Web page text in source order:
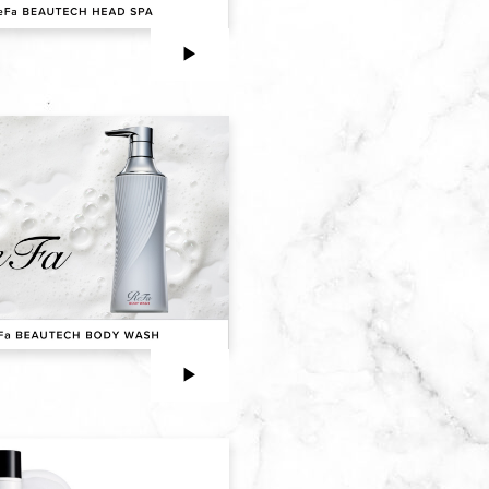
▶︎
▶︎